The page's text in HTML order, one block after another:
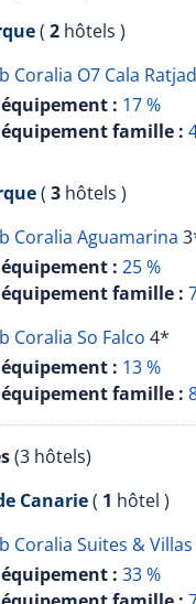
( 2 hôtels )
Coralia O7 Cala
: 17 %
équipement famille :
( 3 hôtels )
Coralia Aguamarina
: 25 %
équipement famille :
Coralia So Falco 4*
: 13 %
équipement famille :
(3 hôtels)
Canarie( 1 hôtel )
Coralia Suites &
: 33 %